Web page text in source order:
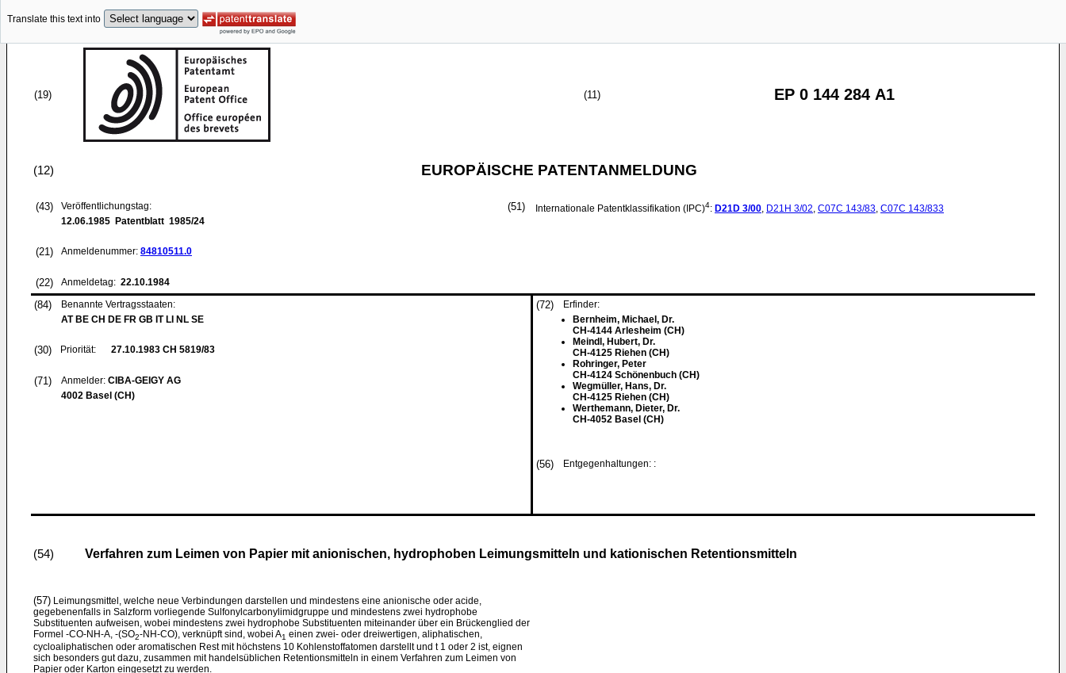
Translate this text into
(19) (11) EP 0 144 284 A1
(12) EUROPÄISCHE PATENTANMELDUNG
(43)
Veröffentlichungstag:
12.06.1985 Patentblatt 1985/24
(21) Anmeldenummer: 84810511.0
(22) Anmeldetag: 22.10.1984
(51) Internationale Patentklassifikation (IPC)4: D21D 3/00, D21H 3/02, C07C 143/83, C07C 143/833
(84)
Benannte Vertragsstaaten:
AT BE CH DE FR GB IT LI NL SE
(30) Priorität: 27.10.1983 CH 5819/83
(71) Anmelder: CIBA-GEIGY AG
4002 Basel (CH)
(72)
Erfinder:
Bernheim, Michael, Dr.
CH-4144 Arlesheim (CH)
Meindl, Hubert, Dr.
CH-4125 Riehen (CH)
Rohringer, Peter
CH-4124 Schönenbuch (CH)
Wegmüller, Hans, Dr.
CH-4125 Riehen (CH)
Werthemann, Dieter, Dr.
CH-4052 Basel (CH)
(56) Entgegenhaltungen: :
(54) Verfahren zum Leimen von Papier mit anionischen, hydrophoben Leimungsmitteln und kationischen Retentionsmitteln
(57) Leimungsmittel, welche neue Verbindungen darstellen und mindestens eine anionische oder acide,
gegebenenfalls in Salzform vorliegende Sulfonylcarbonylimidgruppe und mindestens zwei hydrophobe
Substituenten aufweisen, wobei mindestens zwei hydrophobe Substituenten miteinander über ein Brückenglied der
Formel -CO-NH-A, -(SO2-NH-CO), verknüpft sind, wobei A1 einen zwei- oder dreiwertigen, aliphatischen,
cycloaliphatischen oder aromatischen Rest mit höchstens 10 Kohlenstoffatomen darstellt und t 1 oder 2 ist, eignen
sich besonders gut dazu, zusammen mit handelsüblichen Retentionsmitteln in einem Verfahren zum Leimen von
Papier oder Karton eingesetzt zu werden.